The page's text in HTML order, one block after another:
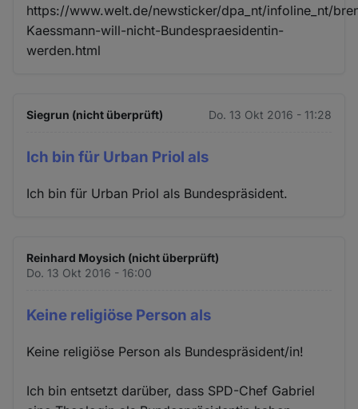
https://www.welt.de/newsticker/dpa_nt/infoline_nt/
Kaessmann-will-nicht-Bundespraesidentin-
werden.html
Siegrun (nicht überprüft) Do. 13 Okt 2016 - 11:28
Ich bin für Urban Priol als
Ich bin für Urban Priol als Bundespräsident.
Reinhard Moysich (nicht überprüft)
Do. 13 Okt 2016 - 16:00
Keine religiöse Person als
Keine religiöse Person als Bundespräsident/in!
Ich bin entsetzt darüber, dass SPD-Chef Gabriel